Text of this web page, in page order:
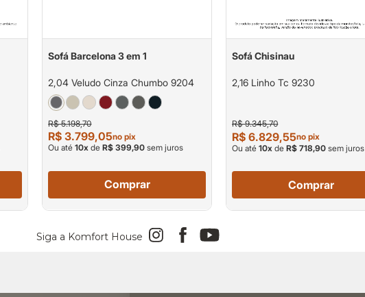
Sofá Barcelona 3 em 1
2,04 Veludo Cinza Chumbo 9204
R$ 5.198,70
R$ 3.799,05no pix
Ou até10x deR$ 399,90 sem juros
Comprar
Sofá Chisinau
2,16 Linho Tc 9230
R$ 9.345,70
R$ 6.829,55no pix
Ou até10x deR$ 718,90 sem juros
Comprar
Siga a Komfort House